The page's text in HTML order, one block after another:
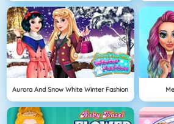
Aurora And Snow White Winter Fashion